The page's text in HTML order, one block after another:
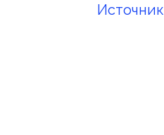
Источник